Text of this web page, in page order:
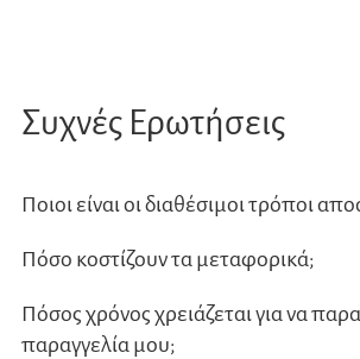
Συχνές Ερωτήσεις
Ποιοι είναι οι διαθέσιμοι τρόποι
Πόσο κοστίζουν τα μεταφορικά;
Πόσος χρόνος χρειάζεται για να
παραγγελία μου;